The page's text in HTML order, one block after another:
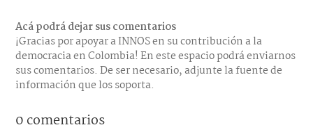
Acá podrá dejar sus comentarios
¡Gracias por apoyar a INNOS en su contribución a la
democracia en Colombia! En este espacio podrá enviarnos
sus comentarios. De ser necesario, adjunte la fuente de
información que los soporta.
0 comentarios